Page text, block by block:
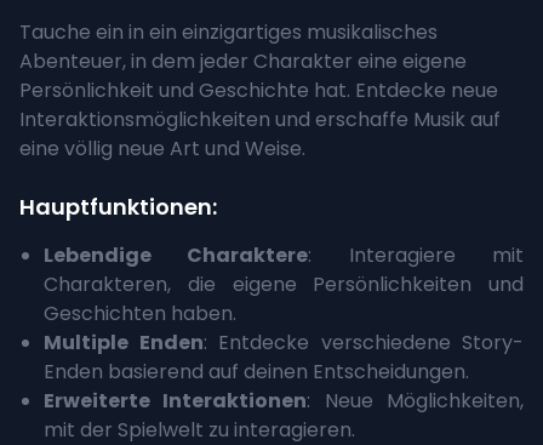
Tauche ein in ein einzigartiges musikalisches
Abenteuer, in dem jeder Charakter eine eigene
Persönlichkeit und Geschichte hat. Entdecke neue
Interaktionsmöglichkeiten und erschaffe Musik auf
eine völlig neue Art und Weise.
Hauptfunktionen:
Lebendige Charaktere: Interagiere mit
Charakteren, die eigene Persönlichkeiten und
Geschichten haben.
Multiple Enden: Entdecke verschiedene Story-
Enden basierend auf deinen Entscheidungen.
Erweiterte Interaktionen: Neue Möglichkeiten,
mit der Spielwelt zu interagieren.